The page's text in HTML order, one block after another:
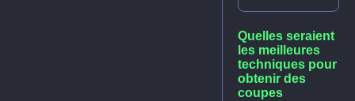
Quelles seraient
les meilleures
techniques pour
obtenir des
coupes